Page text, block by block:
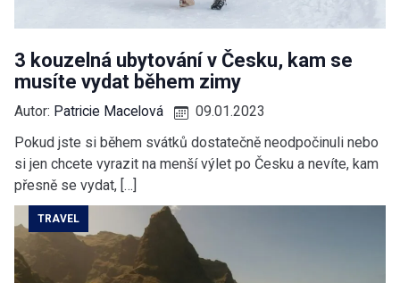
3 kouzelná ubytování v Česku, kam se
musíte vydat během zimy
Autor: Patricie Macelová
09.01.2023
Pokud jste si během svátků dostatečně neodpočinuli nebo
si jen chcete vyrazit na menší výlet po Česku a nevíte, kam
přesně se vydat, […]
TRAVEL